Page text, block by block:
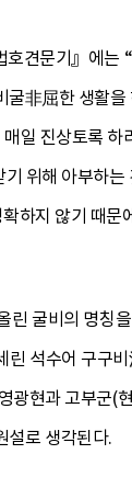
견문기』에는
非屈한 생활
일 진상토록 하
위해 아부하
하지 않기 때문
굴비의 명칭
린 석수어 구구
광현과 고부군(
설로 생각된다.